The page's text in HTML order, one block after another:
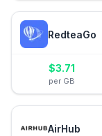
RedteaGo
$3.71
per GB
AirHub